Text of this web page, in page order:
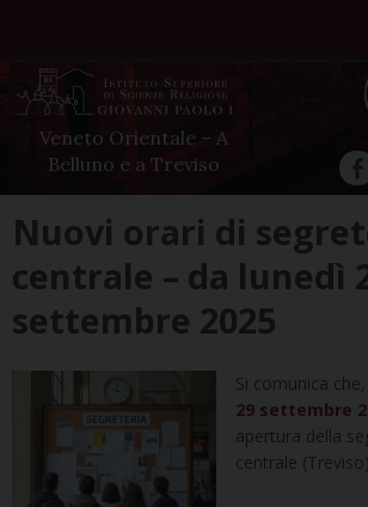
Veneto Orientale – A
Belluno e a Treviso
content
Nuovi orari di
centrale – da lunedì
settembre 2025
Si comunica
29 settembre
apertura della
centrale